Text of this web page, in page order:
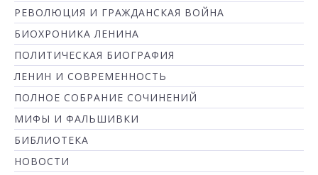
РЕВОЛЮЦИЯ И ГРАЖДАНСКАЯ ВОЙНА
БИОХРОНИКА ЛЕНИНА
ПОЛИТИЧЕСКАЯ БИОГРАФИЯ
ЛЕНИН И СОВРЕМЕННОСТЬ
ПОЛНОЕ СОБРАНИЕ СОЧИНЕНИЙ
МИФЫ И ФАЛЬШИВКИ
БИБЛИОТЕКА
НОВОСТИ